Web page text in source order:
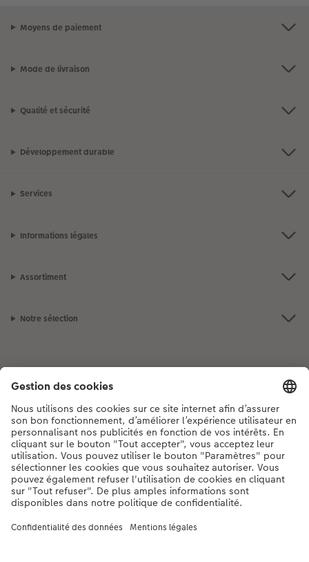
Moyens de paiement
Mode de livraison
Qualité et sécurité
Développement durable
Services
Informations légales
Assortiment
Notre sélection
Si vous avez des questions concernant nos produits ou votre commande,
n'hésitez pas à nous contacter du lundi au dimanche, de 9h00 à 20h00
(hors jours fériés), au numéro de téléphone044 499 00 12• 7j/7 • de 9h à
20h
DE|FR|IT